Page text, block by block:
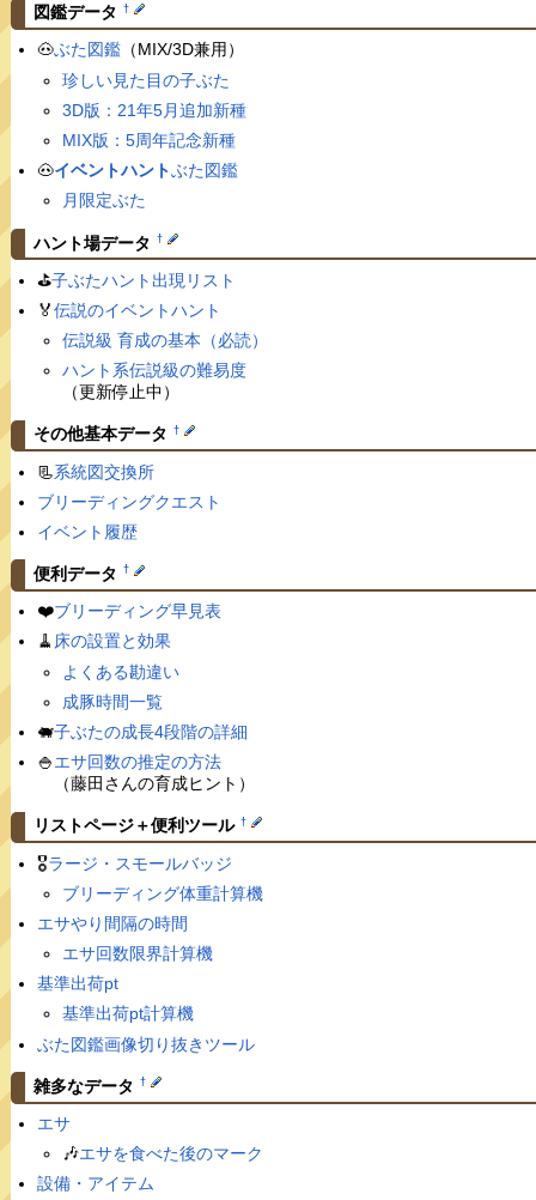
図鑑データ †
🐽ぶた図鑑（MIX/3D兼用）
珍しい見た目の子ぶた
3D版：21年5月追加新種
MIX版：5周年記念新種
🐽イベントハントぶた図鑑
月限定ぶた
ハント場データ †
⛳️子ぶたハント出現リスト
🏅伝説のイベントハント
伝説級 育成の基本（必読）
ハント系伝説級の難易度
（更新停止中）
その他基本データ †
📃系統図交換所
ブリーディングクエスト
イベント履歴
便利データ †
❤️ブリーディング早見表
🧹 床の設置と効果
よくある勘違い
成豚時間一覧
🐖子ぶたの成長4段階の詳細
🍚エサ回数の推定の方法
（藤田さんの育成ヒント）
リストページ＋便利ツール †
🎖ラージ・スモールバッジ
ブリーディング体重計算機
エサやり間隔の時間
エサ回数限界計算機
基準出荷pt
基準出荷pt計算機
ぶた図鑑画像切り抜きツール
雑多なデータ †
エサ
🎶エサを食べた後のマーク
設備・アイテム